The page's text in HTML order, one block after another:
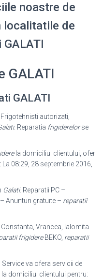
noastre de
localitatile de
GALATI
GALATI
Frigotehnisti autorizati,
. Reparatia frigiderelorse
la domiciliul clientului, ofer
08:29, 28 septembrie 2016,
Galati. Reparatii PC –
Anunturi gratuite – reparatii
Vrancea, Ialomita
frigidereBEKO, reparatii
va ofera servicii de
domiciliul clientului pentru: